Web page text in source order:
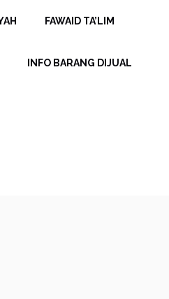
FAWAID TA’LIM
INFO BARANG DIJUAL